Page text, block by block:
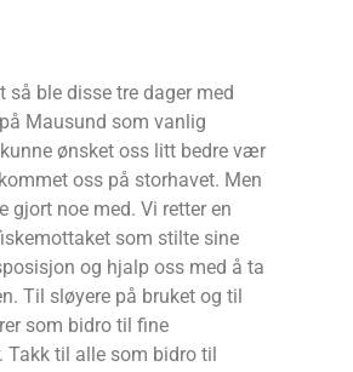
så ble disse tre dager med
Mausund som vanlig
ønsket oss litt bedre vær
oss på storhavet. Men
gjort noe med. Vi retter en
som stilte sine
og hjalp oss med å ta
Til sløyere på bruket og til
som bidro til fine
Takk til alle som bidro til